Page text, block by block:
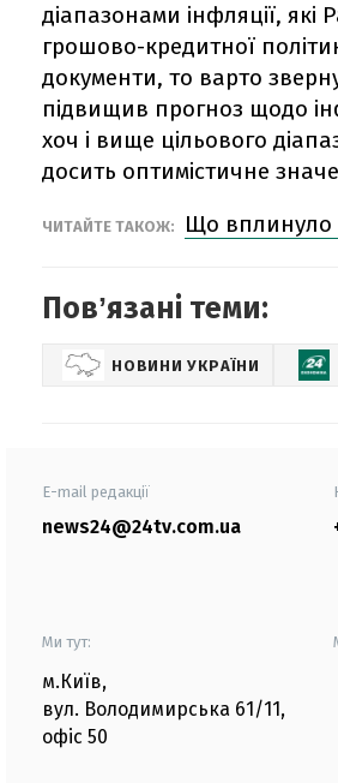
діапазонами інфляції,
грошово-кредитної
документи, то варто
підвищив прогноз щодо
хоч і вище цільового
досить оптимістичне
ЧИТАЙТЕ ТАКОЖ: Що вплинуло
Повʼязані теми:
НОВИНИ УКРАЇНИ
E-mail редакції
news24@24tv.com.ua
Ми тут:
м.Київ,
вул. Володимирська 61/11,
офіс 50